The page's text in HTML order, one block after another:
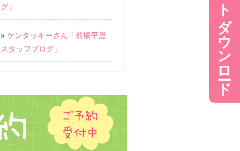
グ」
» ケンタッキーさん「前橋平屋
スタッフブログ」